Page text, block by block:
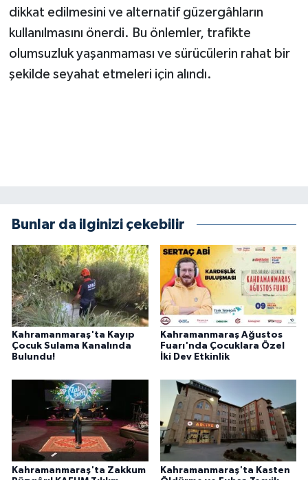
dikkat edilmesini ve alternatif güzergâhların
kullanılmasını önerdi. Bu önlemler, trafikte
olumsuzluk yaşanmaması ve sürücülerin rahat bir
şekilde seyahat etmeleri için alındı.
Bunlar da ilginizi çekebilir
Kahramanmaraş'ta Kayıp
Çocuk Sulama Kanalında
Bulundu!
Kahramanmaraş Ağustos
Fuarı'nda Çocuklara Özel
İki Dev Etkinlik
Kahramanmaraş'ta Zakkum
Kahramanmaraş'ta Kasten
MİZAH
BÖLGEDEN
BİLİM TEKNOLOJİ
ASAYİŞ
SEÇİM 2015
BİLİM VE TEKNOLOJİ
YARIŞMALAR
TANITIM